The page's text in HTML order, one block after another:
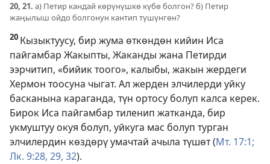
20, 21. а) Петир кандай көрүнүшкө күбө болгон? б) Петир
жаңылыш ойдо болгонун кантип түшүнгөн?
20 Кызыктуусу, бир жума өткөндөн кийин Иса
пайгамбар Жакыпты, Жаканды жана Петирди
ээрчитип, «бийик тоого», калыбы, жакын жердеги
Хермон тоосуна чыгат. Ал жерден элчилерди уйку
басканына караганда, түн ортосу болуп калса керек.
Бирок Иса пайгамбар тиленип жатканда, бир
укмуштуу окуя болуп, уйкуга мас болуп турган
элчилердин көздөрү умачтай ачыла түшөт (Мт. 17:1;
Лк. 9:28, 29, 32).